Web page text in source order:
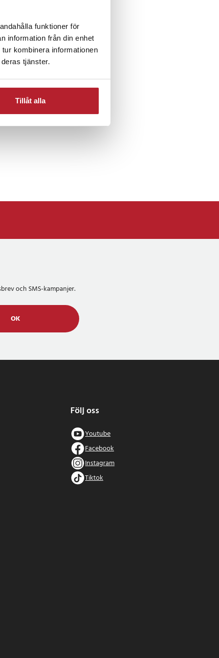
funktioner för
information från din enhet
kombinera informationen
tjänster.
Tillåt alla
Rea 10-29 Kronor
Mode & Accessoarer
och SMS-kampanjer.
OK
Följ oss
Youtube
Facebook
Instagram
Tiktok